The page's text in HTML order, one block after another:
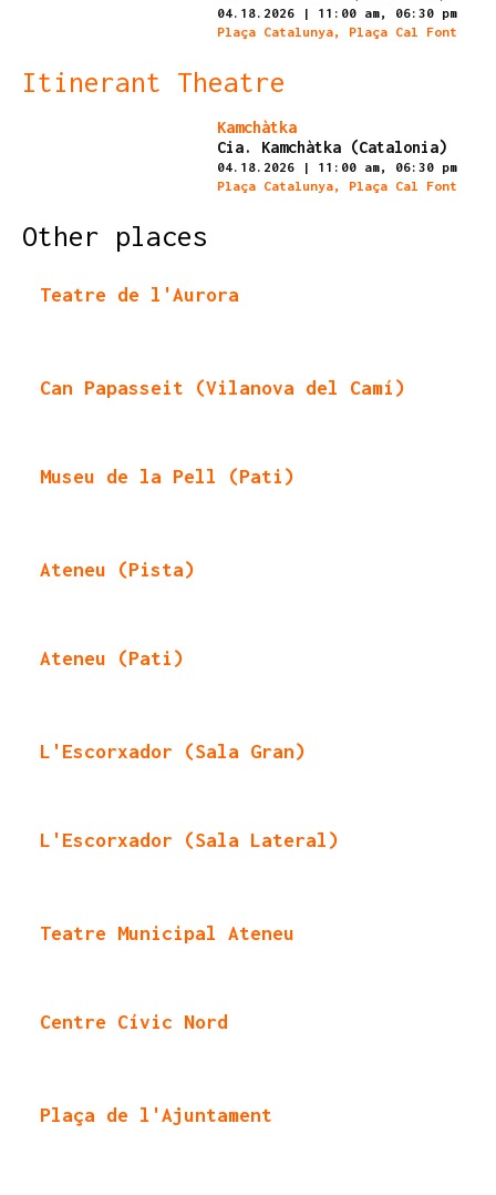
04.18.2026 | 11:00 am,
06:30 pm
Plaça Catalunya, Plaça Cal Font
Itinerant Theatre
Kamchàtka
Cia. Kamchàtka (Catalonia)
04.18.2026 | 11:00 am,
06:30 pm
Plaça Catalunya, Plaça Cal Font
Other places
Teatre de l'Aurora
Can Papasseit (Vilanova del Camí)
Museu de la Pell (Pati)
Ateneu (Pista)
Ateneu (Pati)
L'Escorxador (Sala Gran)
L'Escorxador (Sala Lateral)
Teatre Municipal Ateneu
Centre Cívic Nord
Plaça de l'Ajuntament